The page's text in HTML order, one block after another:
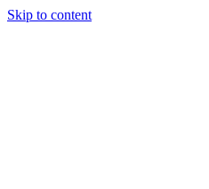
Skip to content